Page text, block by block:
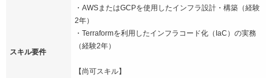
スキル要件
・AWSまたはGCPを使用したインフラ設計・構築（経験
2年）
・Terraformを利用したインフラコード化（IaC）の実務
（経験2年）
【尚可スキル】